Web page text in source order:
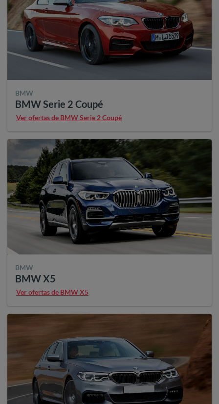
BMW
BMW Serie 2 Coupé
Ver ofertas de BMW Serie 2 Coupé
BMW
BMW X5
Ver ofertas de BMW X5